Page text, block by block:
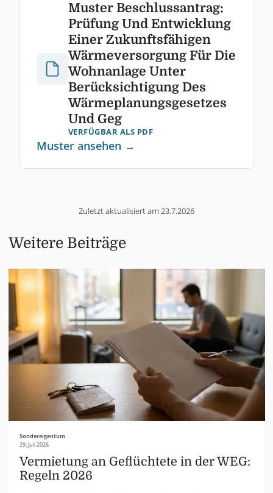
Muster Beschlussantrag:
Prüfung Und Entwicklung
Einer Zukunftsfähigen
Wärmeversorgung Für Die
Wohnanlage Unter
Berücksichtigung Des
Wärmeplanungsgesetzes
Und Geg
VERFÜGBAR ALS PDF
Muster ansehen →
Zuletzt aktualisiert am 23.7.2026
Weitere Beiträge
Sondereigentum
29. Juli 2026
Vermietung an Geflüchtete in der WEG:
Regeln 2026